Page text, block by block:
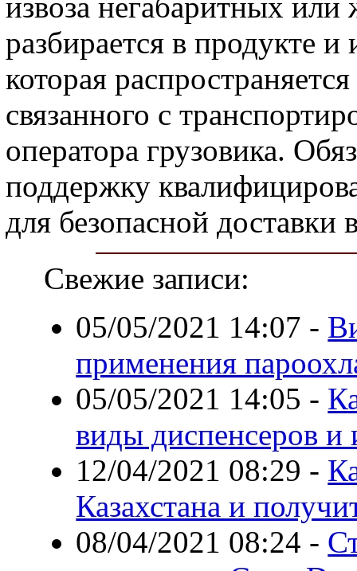
разбирается в продукте и
которая
связанного с
оператора грузовика.
поддержку
для безопасной доставки
Свежие записи:
05/05/2021 14:07 -
применения
05/05/2021 14:05 -
виды диспенсеров и
12/04/2021 08:29 -
Казахстана и
08/04/2021 08:24 -